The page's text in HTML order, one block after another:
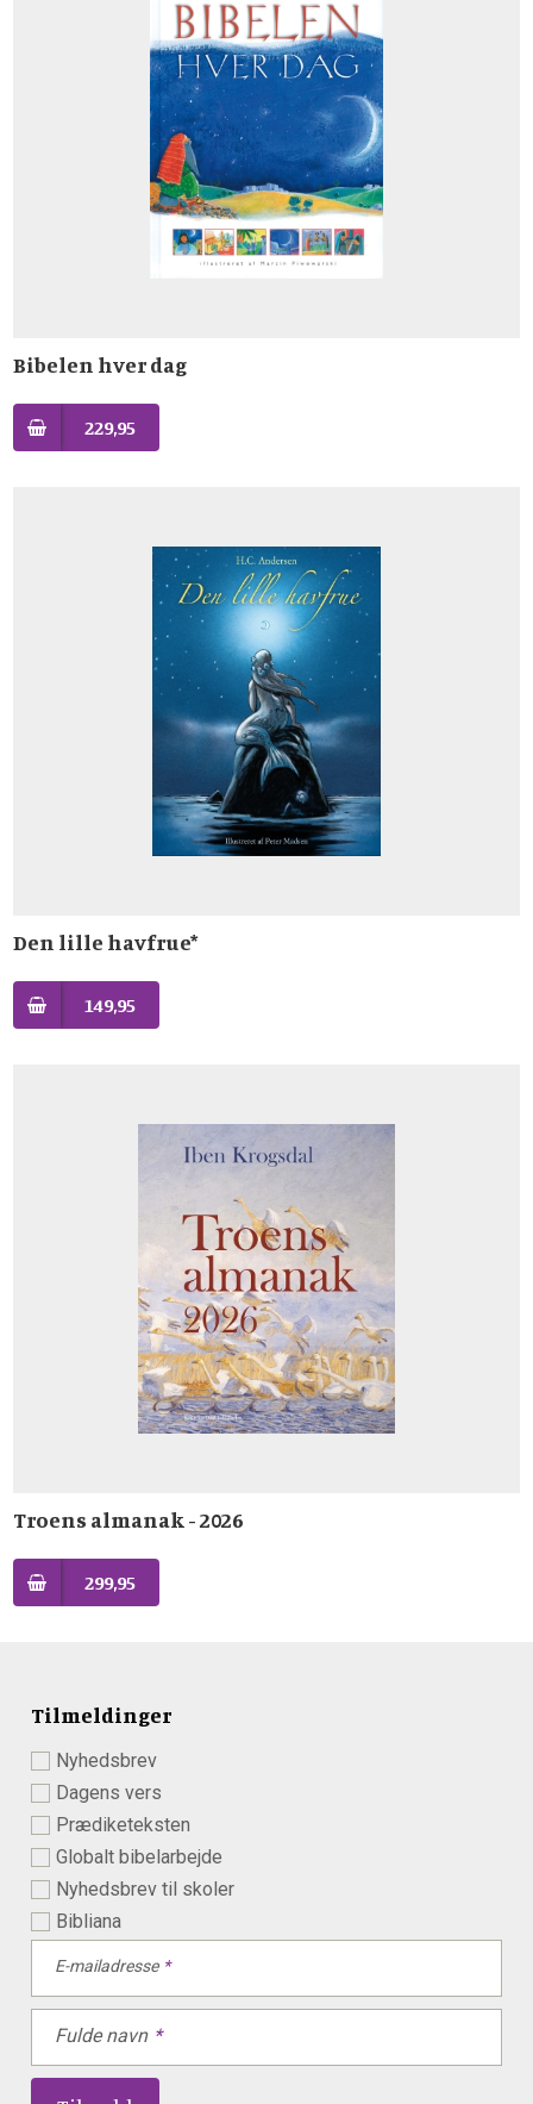
Bibelen hver dag
229,95
Den lille havfrue*
149,95
Troens almanak - 2026
299,95
Tilmeldinger
Nyhedsbrev
Dagens vers
Prædiketeksten
Globalt bibelarbejde
Nyhedsbrev til skoler
Bibliana
E-mailadresse
Fulde navn